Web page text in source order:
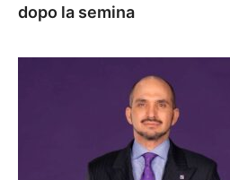
dopo la semina